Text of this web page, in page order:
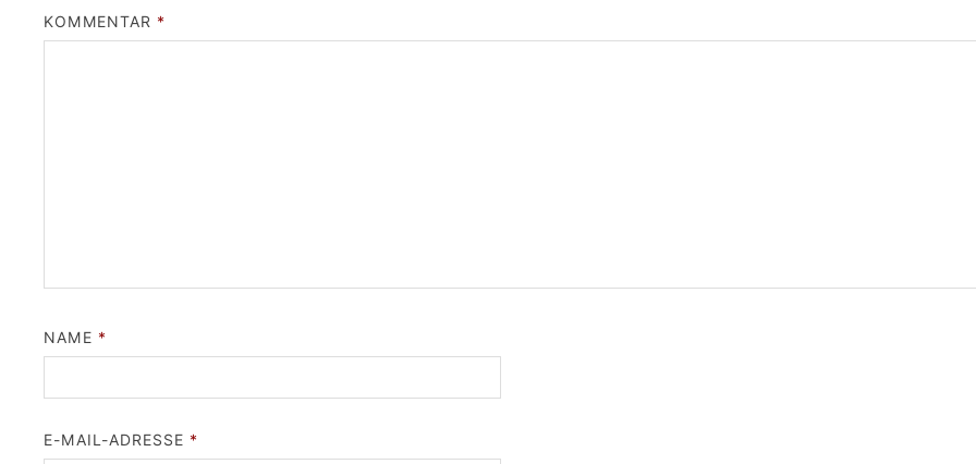
KOMMENTAR *
NAME *
E-MAIL-ADRESSE *